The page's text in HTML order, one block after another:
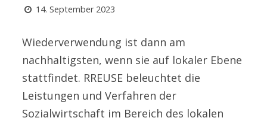
14. September 2023
Wiederverwendung ist dann am
nachhaltigsten, wenn sie auf lokaler Ebene
stattfindet. RREUSE beleuchtet die
Leistungen und Verfahren der
Sozialwirtschaft im Bereich des lokalen